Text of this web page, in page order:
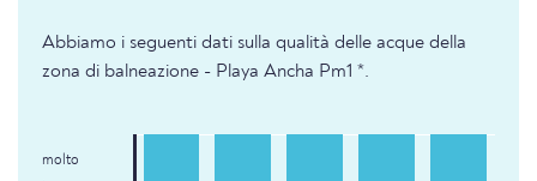
Abbiamo i seguenti dati sulla qualità delle acque della
zona di balneazione - Playa Ancha Pm1 *.
molto